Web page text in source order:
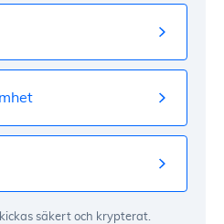
säkert och krypterat.